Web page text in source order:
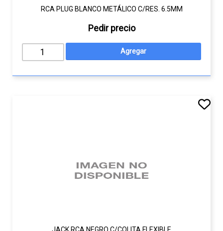
RCA PLUG BLANCO METÁLICO C/RES. 6.5MM
Pedir precio